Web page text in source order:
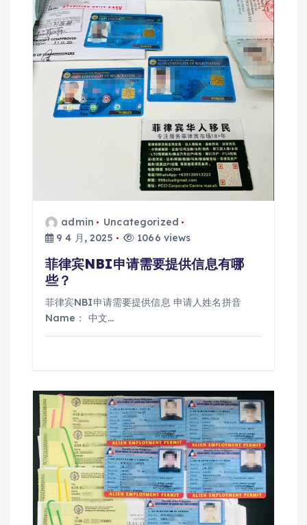
admin
Uncategorized
9 4 月, 2025
1066 views
菲律宾NBI申请需要提供信息有哪
些？
菲律宾NBI申请需要提供信息 申请人姓名拼音
Name： 中文…